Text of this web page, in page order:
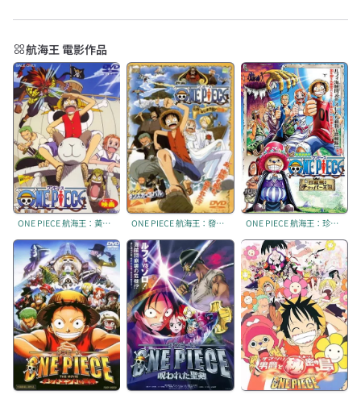
航海王 電影作品
ONE PIECE 航海王：黃金島大冒險 ONE PIECE 航海王：發條島的冒險 ONE PIECE 航海王：珍獸島的喬巴王國